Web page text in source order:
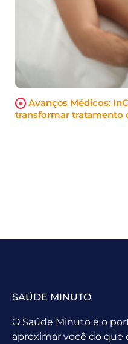
Avanços Médicos:
transformar tratamento
SAÚDE MINUTO
O Saúde Minuto é o
aproximar você do que